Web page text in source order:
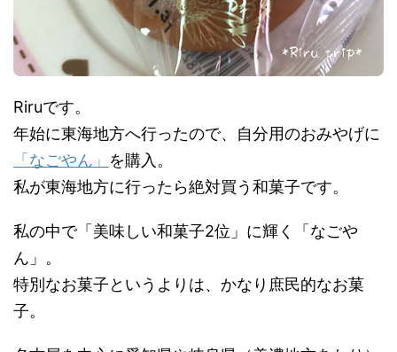
Riruです。
年始に東海地方へ行ったので、自分用のおみやげに
「なごやん」 を購入。
私が東海地方に行ったら絶対買う和菓子です。
私の中で「美味しい和菓子2位」に輝く「なごや
ん」。
特別なお菓子というよりは、かなり庶民的なお菓
子。